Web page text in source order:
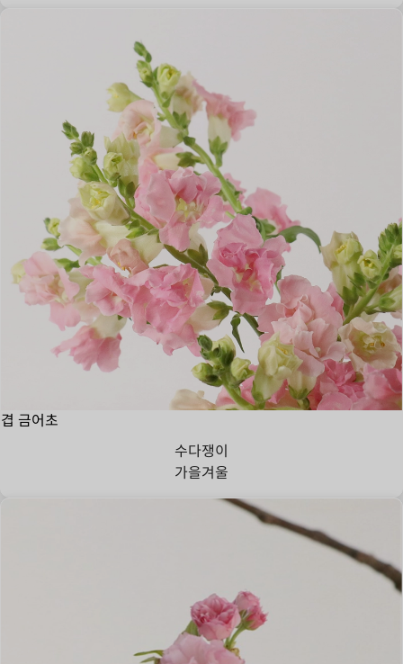
겹 금어초
수다쟁이
가을겨울